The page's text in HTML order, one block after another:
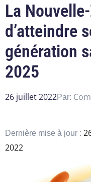
La
d’atteindre
génération
2025
26 juillet 2022Par:
Dernière mise à jour :
2022